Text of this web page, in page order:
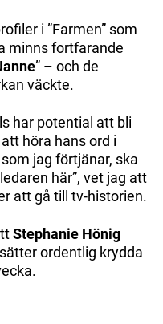
i ”Farmen” som
minns fortfarande
” – och de
väckte.
har potential att bli
höra hans ord i
jag förtjänar, ska
här”, vet jag att
att gå till tv-historien.
Stephanie Hönig
ordentlig krydda